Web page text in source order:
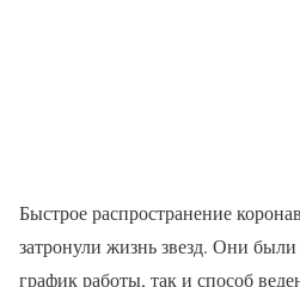
Быстрое распространение
затронули жизнь звезд. Они
график работы, так и способ